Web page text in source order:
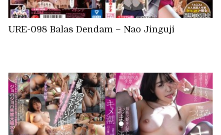
URE-098 Balas Dendam – Nao Jinguji